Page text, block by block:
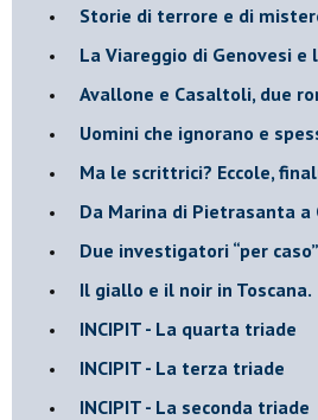
Storie di terrore e di
La Viareggio di Genovesi e
Avallone e Casaltoli, due
​Uomini che ignorano e
Ma le scrittrici? Eccole,
Da Marina di Pietrasanta a
​Due investigatori “per caso”
​Il giallo e il noir in Toscana.
INCIPIT - La quarta triade
INCIPIT - La terza triade
INCIPIT - La seconda triade